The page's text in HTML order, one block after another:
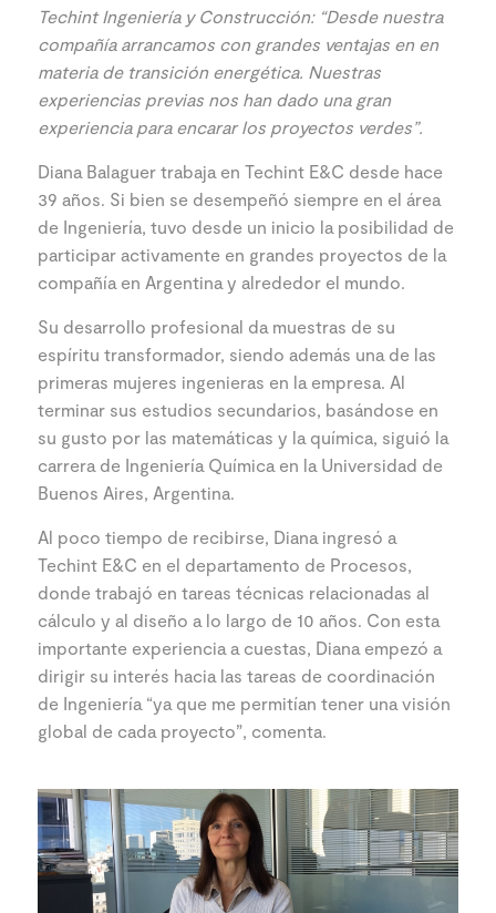
Techint Ingeniería y Construcción: “Desde nuestra
compañía arrancamos con grandes ventajas en en
materia de transición energética. Nuestras
experiencias previas nos han dado una gran
experiencia para encarar los proyectos verdes”.
Diana Balaguer trabaja en Techint E&C desde hace
39 años. Si bien se desempeñó siempre en el área
de Ingeniería, tuvo desde un inicio la posibilidad de
participar activamente en grandes proyectos de la
compañía en Argentina y alrededor el mundo.
Su desarrollo profesional da muestras de su
espíritu transformador, siendo además una de las
primeras mujeres ingenieras en la empresa. Al
terminar sus estudios secundarios, basándose en
su gusto por las matemáticas y la química, siguió la
carrera de Ingeniería Química en la Universidad de
Buenos Aires, Argentina.
Al poco tiempo de recibirse, Diana ingresó a
Techint E&C en el departamento de Procesos,
donde trabajó en tareas técnicas relacionadas al
cálculo y al diseño a lo largo de 10 años. Con esta
importante experiencia a cuestas, Diana empezó a
dirigir su interés hacia las tareas de coordinación
de Ingeniería “ya que me permitían tener una visión
global de cada proyecto”, comenta.